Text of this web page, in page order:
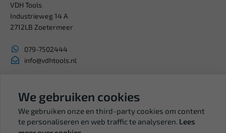
VDH Tools
Industrieweg 14 A
2712LB Zoetermeer
079-7502444
info@vdhtools.nl
BTW: NL819958657B01
We gebruiken cookies
We gebruiken onze en third-party cookies om content
te personaliseren en web traffic te analyseren. Lees